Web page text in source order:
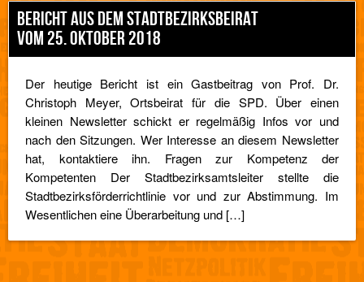
BERICHT AUS DEM STADTBEZIRKSBEIRAT
VOM 25. OKTOBER 2018
Der heutige Bericht ist ein Gastbeitrag von Prof. Dr.
Christoph Meyer, Ortsbeirat für die SPD. Über einen
kleinen Newsletter schickt er regelmäßig Infos vor und
nach den Sitzungen. Wer Interesse an diesem Newsletter
hat, kontaktiere ihn. Fragen zur Kompetenz der
Kompetenten Der Stadtbezirksamtsleiter stellte die
Stadtbezirksförderrichtlinie vor und zur Abstimmung. Im
Wesentlichen eine Überarbeitung und […]